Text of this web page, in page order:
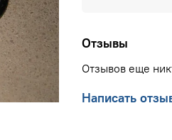
Отзывы
Отзывов еще
Написать